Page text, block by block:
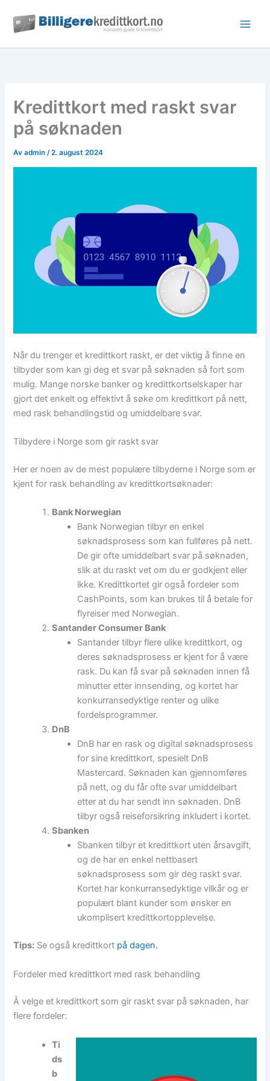
innholdet
Kredittkort med raskt svar
på søknaden
Av admin/2. august 2024
Når du trenger et kredittkort raskt, er det viktig å finne en
tilbyder som kan gi deg et svar på søknaden så fort som
mulig. Mange norske banker og kredittkortselskaper har
gjort det enkelt og effektivt å søke om kredittkort på nett,
med rask behandlingstid og umiddelbare svar.
Tilbydere i Norge som gir raskt svar
Her er noen av de mest populære tilbyderne i Norge som er
kjent for rask behandling av kredittkortsøknader:
Bank Norwegian
Bank Norwegian tilbyr en enkel
søknadsprosess som kan fullføres på nett.
De gir ofte umiddelbart svar på søknaden,
slik at du raskt vet om du er godkjent eller
ikke. Kredittkortet gir også fordeler som
CashPoints, som kan brukes til å betale for
flyreiser med Norwegian.
Santander Consumer Bank
Santander tilbyr flere ulike kredittkort, og
deres søknadsprosess er kjent for å være
rask. Du kan få svar på søknaden innen få
minutter etter innsending, og kortet har
konkurransedyktige renter og ulike
fordelsprogrammer.
DnB
DnB har en rask og digital søknadsprosess
for sine kredittkort, spesielt DnB
Mastercard. Søknaden kan gjennomføres
på nett, og du får ofte svar umiddelbart
etter at du har sendt inn søknaden. DnB
tilbyr også reiseforsikring inkludert i kortet.
Sbanken
Sbanken tilbyr et kredittkort uten årsavgift,
og de har en enkel nettbasert
søknadsprosess som gir deg raskt svar.
Kortet har konkurransedyktige vilkår og er
populært blant kunder som ønsker en
ukomplisert kredittkortopplevelse.
Tips: Se også kredittkort på dagen.
Fordeler med kredittkort med rask behandling
Å velge et kredittkort som gir raskt svar på søknaden, har
flere fordeler:
Ti
ds
b